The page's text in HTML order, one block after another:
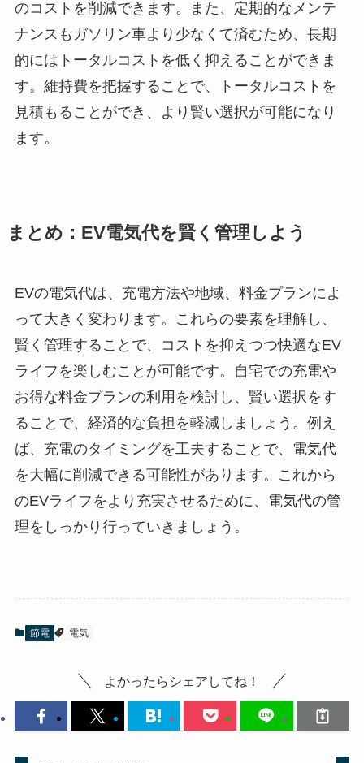
のコストを削減できます。また、定期的なメンテ
ナンスもガソリン車より少なくて済むため、長期
的にはトータルコストを低く抑えることができま
す。維持費を把握することで、トータルコストを
見積もることができ、より賢い選択が可能になり
ます。
まとめ：EV電気代を賢く管理しよう
EVの電気代は、充電方法や地域、料金プランによ
って大きく変わります。これらの要素を理解し、
賢く管理することで、コストを抑えつつ快適なEV
ライフを楽しむことが可能です。自宅での充電や
お得な料金プランの利用を検討し、賢い選択をす
ることで、経済的な負担を軽減しましょう。例え
ば、充電のタイミングを工夫することで、電気代
を大幅に削減できる可能性があります。これから
のEVライフをより充実させるために、電気代の管
理をしっかり行っていきましょう。
節電 電気
よかったらシェアしてね！